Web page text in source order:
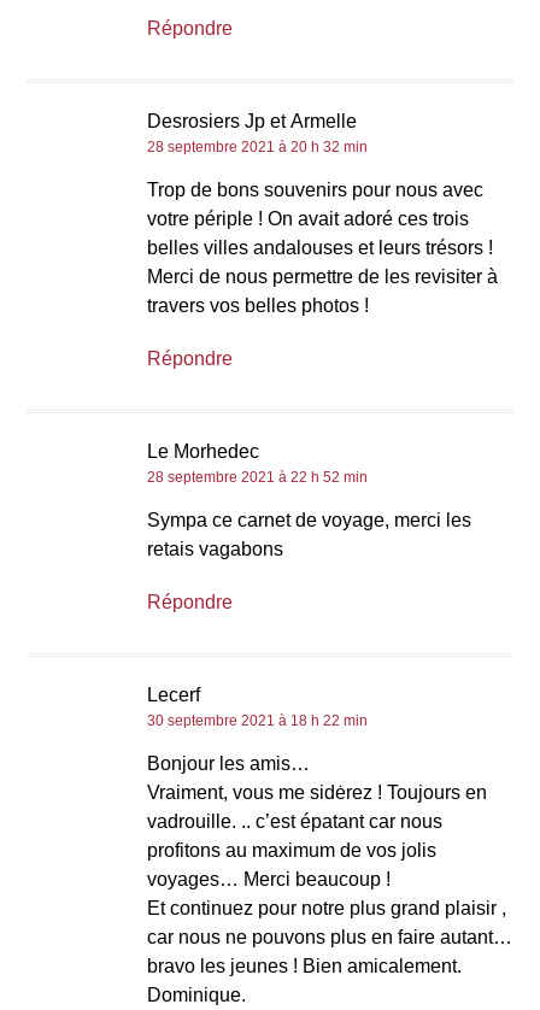
Répondre
Desrosiers Jp et Armelle
28 septembre 2021 à 20 h 32 min
Trop de bons souvenirs pour nous avec
votre périple ! On avait adoré ces trois
belles villes andalouses et leurs trésors !
Merci de nous permettre de les revisiter à
travers vos belles photos !
Répondre
Le Morhedec
28 septembre 2021 à 22 h 52 min
Sympa ce carnet de voyage, merci les
retais vagabons
Répondre
Lecerf
30 septembre 2021 à 18 h 22 min
Bonjour les amis…
Vraiment, vous me sidėrez ! Toujours en
vadrouille. .. c’est épatant car nous
profitons au maximum de vos jolis
voyages… Merci beaucoup !
Et continuez pour notre plus grand plaisir ,
car nous ne pouvons plus en faire autant…
bravo les jeunes ! Bien amicalement.
Dominique.